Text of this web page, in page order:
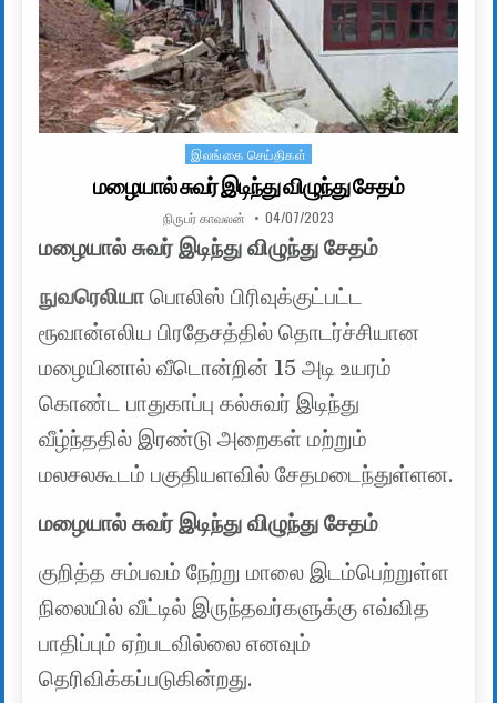
Posted in
இலங்கை செய்திகள்
மழையால் சுவர் இடிந்து விழுந்து சேதம்
AUTHOR:
நிருபர் காவலன் PUBLISHED DATE:
04/07/2023
மழையால் சுவர் இடிந்து விழுந்து சேதம்
நுவரெலியாபொலிஸ் பிரிவுக்குட்பட்ட
ரூவான்எலிய பிரதேசத்தில் தொடர்ச்சியான
மழையினால் வீடொன்றின் 15 அடி உயரம்
கொண்ட பாதுகாப்பு கல்சுவர் இடிந்து
வீழ்ந்ததில் இரண்டு அறைகள் மற்றும்
மலசலகூடம் பகுதியளவில் சேதமடைந்துள்ளன.
மழையால் சுவர் இடிந்து விழுந்து சேதம்
குறித்த சம்பவம் நேற்று மாலை இடம்பெற்றுள்ள
நிலையில் வீட்டில் இருந்தவர்களுக்கு எவ்வித
பாதிப்பும் ஏற்படவில்லை எனவும்
தெரிவிக்கப்படுகின்றது.